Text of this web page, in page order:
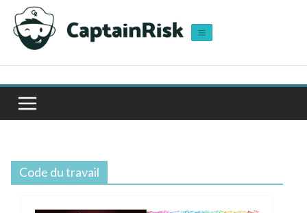
contenu
Code du travail